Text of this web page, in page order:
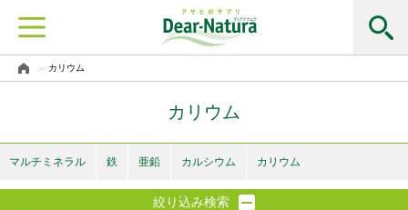
カリウム
カリウム
マルチミネラル 鉄 亜鉛 カルシウム カリウム
絞り込み検索